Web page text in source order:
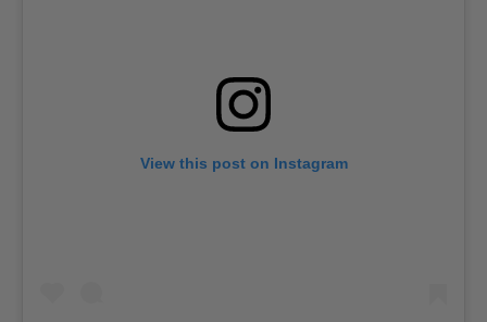
View this post on Instagram